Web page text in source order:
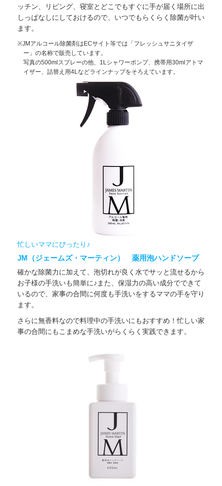
ッチン、リビング、寝室とどこでもすぐに手が届く場所に出
しっぱなしにしておけるので、いつでもらくらく除菌が叶い
ます。
※JMアルコール除菌剤はECサイト等では「フレッシュサニタイザ
ー」の名称で販売しています。
写真の500mlスプレーの他、1Lシャワーポンプ、携帯用30mlアトマ
イザー、詰替え用4Lなどラインナップをそろえています。
忙しいママにぴったり♪
JM（ジェームズ・マーティン） 薬用泡ハンドソープ
確かな除菌力に加えて、泡切れが良く水でサッと流せるから
お子様の手洗いも簡単に♪また、保湿力の高い成分でできて
いるので、家事の合間に何度も手洗いをするママの手を守り
ます。
さらに無香料なので料理中の手洗いにもおすすめ！忙しい家
事の合間にもこまめな手洗いがらくらく実践できます。